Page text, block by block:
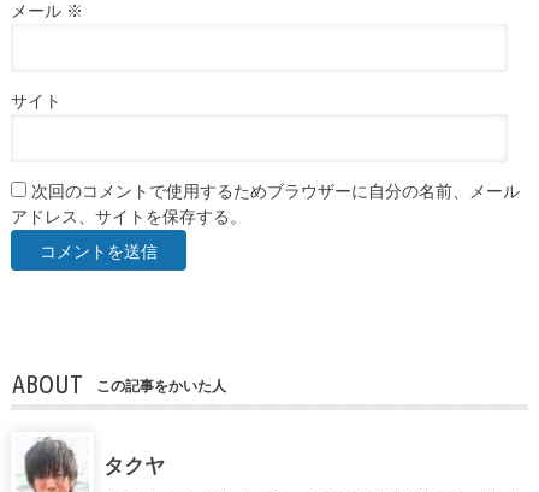
メール ※
サイト
次回のコメントで使用するためブラウザーに自分の名前、メール
アドレス、サイトを保存する。
ABOUT この記事をかいた人
タクヤ